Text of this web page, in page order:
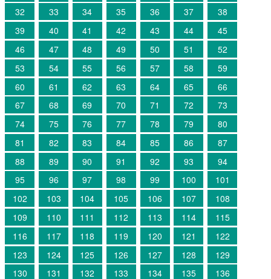
32
33 34 35 36 37
38
39
40 41 42 43 44
45
46
47 48 49 50 51
52
53
54 55 56 57 58
59
60
61 62 63 64 65
66
67
68 69 70 71 72
73
74
75 76 77 78 79
80
81
82 83 84 85 86
87
88
89 90 91 92 93
94
95
96 97 98 99 100
101
102
103 104 105 106 107
108
109
110 111 112 113 114
115
116
117 118 119 120 121
122
123
124 125 126 127 128
129
130
131 132 133 134 135
136